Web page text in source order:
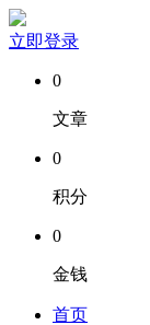
立即登录
0
文章
0
积分
0
金钱
首页